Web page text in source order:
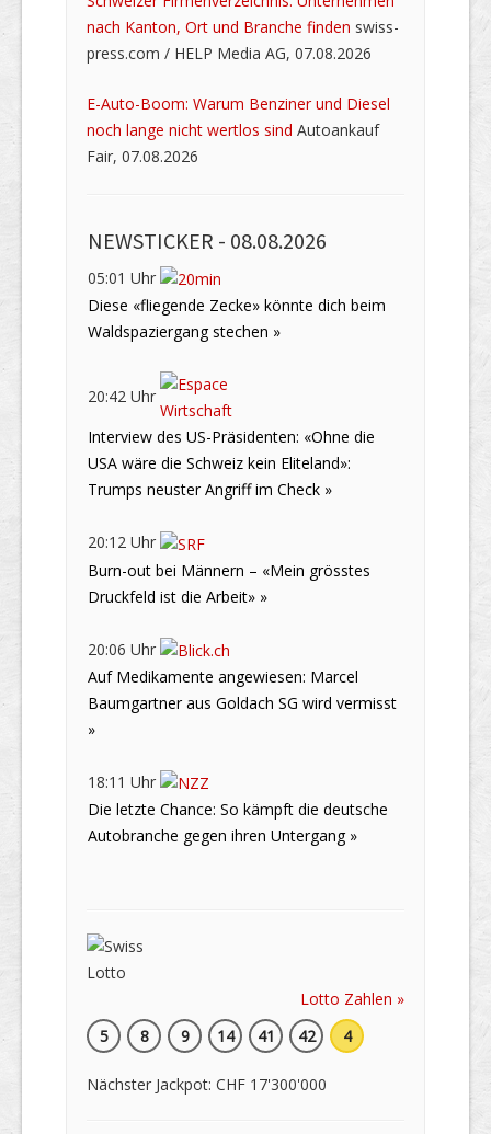
nach Kanton, Ort und Branche finden swiss-
press.com / HELP Media AG, 07.08.2026
E-Auto-Boom: Warum Benziner und Diesel
noch lange nicht wertlos sind Autoankauf
Fair, 07.08.2026
NEWSTICKER - 08.08.2026
05:01 Uhr
Diese «fliegende Zecke» könnte dich beim
Waldspaziergang stechen »
20:42 Uhr
Interview des US-Präsidenten: «Ohne die
USA wäre die Schweiz kein Eliteland»:
Trumps neuster Angriff im Check »
20:12 Uhr
Burn-out bei Männern – «Mein grösstes
Druckfeld ist die Arbeit» »
20:06 Uhr
Auf Medikamente angewiesen: Marcel
Baumgartner aus Goldach SG wird vermisst
»
18:11 Uhr
Die letzte Chance: So kämpft die deutsche
Autobranche gegen ihren Untergang »
Lotto Zahlen »
5
8 9 14 41 42 4
Nächster Jackpot: CHF 17'300'000